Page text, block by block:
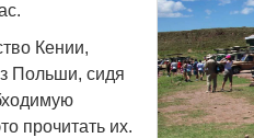
Кении,
Польши, сидя
прочитать их.